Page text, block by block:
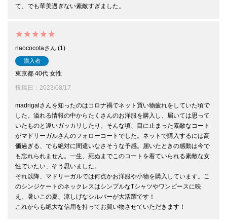
て、でも華美過ぎない素敵すぎました。
naococota 1
購入者
東京都 40代 女性
投稿日
2023/08/17
madrigalさんを知ったのはコロナ禍でネット買い物疲れをしていた頃で
した。溢れる情報の中からたくさんのお洋服を購入し、届いては思って
いたものと違いガッカリしたり。そんな頃、目に止まった素敵なコート
がマドリーガルさんのフォローコートでした。ネットで購入するには高
価過ぎる、でも絶対に間違いなさそうな予感。届いたときの感動は今で
も忘れられません。一生、死ぬまでこのコートを着ていられる素敵な女
性でいたい、そう思いました。
それ以降、マドリーガルでは何点かお洋服や小物を購入しています。こ
のシンジケートのネックレスはシンプルなTシャツやワンピースに映
え、暑いこの夏、涼しげなシルバーが大活躍です！
これからも絶大な信用を持ってお買い物させていただきます！